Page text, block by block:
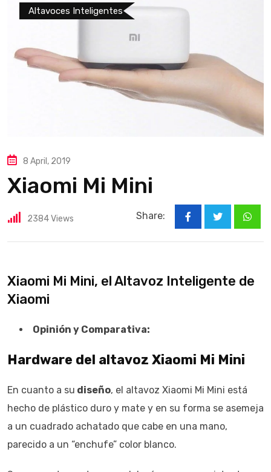
Altavoces Inteligentes
8 April, 2019
Xiaomi Mi Mini
2384Views Share:
Xiaomi Mi Mini, el Altavoz Inteligente de
Xiaomi
Opinión y Comparativa:
Hardware del altavoz Xiaomi Mi Mini
En cuanto a su diseño, el altavoz Xiaomi Mi Mini está
hecho de plástico duro y mate y en su forma se asemeja
a un cuadrado achatado que cabe en una mano,
parecido a un “enchufe” color blanco.